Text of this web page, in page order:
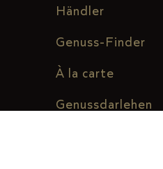
Händler
Genuss-Finder
À la carte
Genussdarlehen